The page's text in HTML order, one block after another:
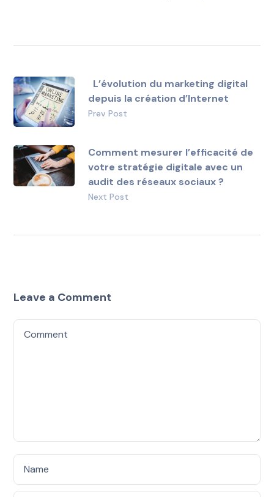
L’évolution du marketing digital
depuis la création d’Internet
Prev Post
Comment mesurer l’efficacité de
votre stratégie digitale avec un
audit des réseaux sociaux ?
Next Post
Leave a Comment